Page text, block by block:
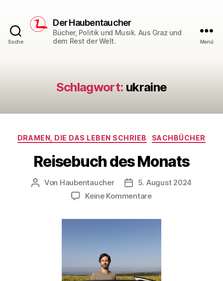
Suche
Der Haubentaucher
Bücher, Politik und Musik. Aus Graz und
dem Rest der Welt.
Menü
Schlagwort: ukraine
Kategorien
DRAMEN, DIE DAS LEBEN SCHRIEB SACHBÜCHER
Reisebuch des Monats
Beitragsautor
Von Haubentaucher Veröffentlichungsdatum
5. August 2024
Keine Kommentarezu
des